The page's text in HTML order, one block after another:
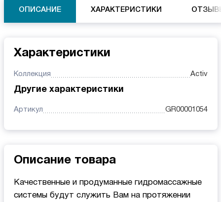
ОПИСАНИЕ ХАРАКТЕРИСТИКИ
Характеристики
Коллекция Activ
Другие характеристики
Артикул GR00001054
Описание товара
Качественные и продуманные гидромассажные
системы будут служить Вам на протяжении